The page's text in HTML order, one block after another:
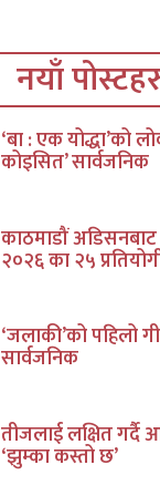
नयाँ
‘बा : एक योद्धा’को
कोइसित’ सार्वजनिक
काठमाडौं
२०२६ का २५
‘जलाकी’को पहिलो
सार्वजनिक
तीजलाई लक्षित गर्दै
‘झुम्का कस्तो छ’